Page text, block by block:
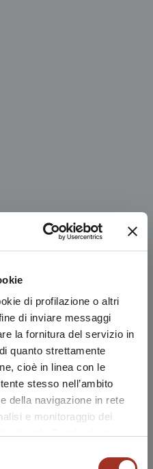
di profilazione o altri
di inviare messaggi
la fornitura del servizio in
quanto strettamente
cioè in linea con le
stesso nell’ambito
della navigazione in rete
e monitoraggio dei
che si occupano di analisi